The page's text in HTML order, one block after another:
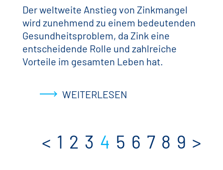
Der weltweite Anstieg von Zinkmangel
wird zunehmend zu einem bedeutenden
Gesundheitsproblem, da Zink eine
entscheidende Rolle und zahlreiche
Vorteile im gesamten Leben hat.
WEITERLESEN
< 1 2 3 4 5 6 7 8 9 >